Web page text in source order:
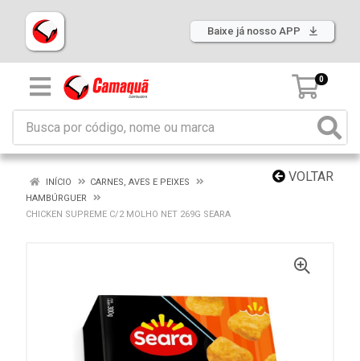
Baixe já nosso APP
0
VOLTAR
INÍCIO
CARNES, AVES E PEIXES
HAMBÚRGUER
CHICKEN SUPREME C/2 MOLHO NET 269G SEARA